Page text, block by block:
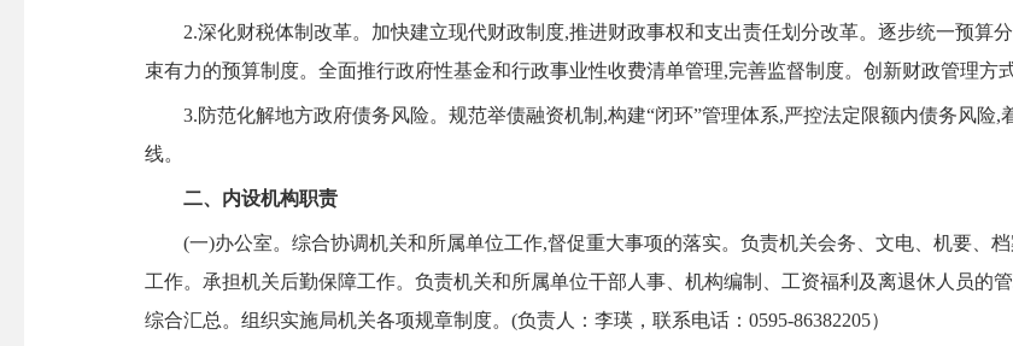
2.深化财税体制改革。加快建立现代财政制度,推进财政事权和支出责任划分改革。逐步统一预算
束有力的预算制度。全面推行政府性基金和行政事业性收费清单管理,完善监督制度。创新财政管理方
3.防范化解地方政府债务风险。规范举债融资机制,构建“闭环”管理体系,严控法定限额内债务风险,
线。
二、内设机构职责
(一)办公室。综合协调机关和所属单位工作,督促重大事项的落实。负责机关会务、文电、机要、
工作。承担机关后勤保障工作。负责机关和所属单位干部人事、机构编制、工资福利及离退休人员的
综合汇总。组织实施局机关各项规章制度。(负责人：李瑛，联系电话：0595-86382205）